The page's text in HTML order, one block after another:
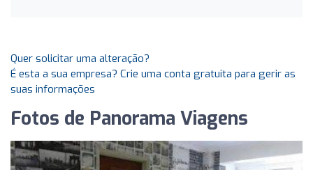
Quer solicitar uma alteração?
É esta a sua empresa? Crie uma conta gratuita para gerir as
suas informações
Fotos de Panorama Viagens